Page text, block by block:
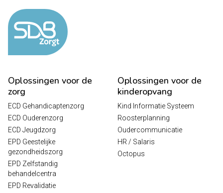
Oplossingen voor de
zorg
ECD Gehandicaptenzorg
ECD Ouderenzorg
ECD Jeugdzorg
EPD Geestelijke
gezondheidszorg
EPD Zelfstandig
behandelcentra
EPD Revalidatie
Oplossingen voor de
kinderopvang
Kind Informatie Systeem
Roosterplanning
Oudercommunicatie
HR / Salaris
Octopus